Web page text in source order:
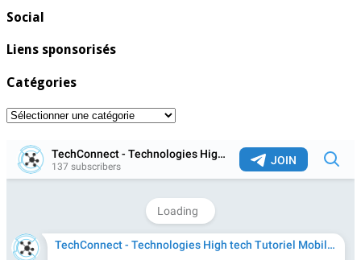
Social
Liens sponsorisés
Catégories
Catégories